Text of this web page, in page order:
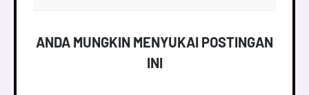
ANDA MUNGKIN MENYUKAI POSTINGAN
INI